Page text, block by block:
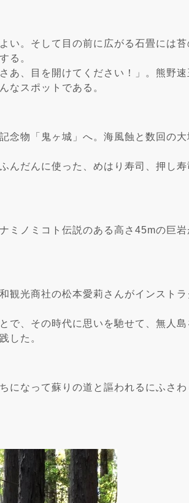
。そして目の前に広がる石畳には
る。
あ、目を開けてください！」。熊野
なスポットである。
念物「鬼ヶ城」へ。海風蝕と数回の
んだんに使った、めはり寿司、押し
ミノミコト伝説のある高さ45mの巨
光商社の松本愛莉さんがインスト
で、その時代に思いを馳せて、無人
した。
になって蘇りの道と謳われるにふさ